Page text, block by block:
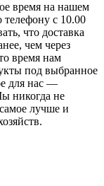
время на нашем
телефону с 10.00
что доставка
чем через
время нам
под выбранное
для нас —
никогда не
лучше и